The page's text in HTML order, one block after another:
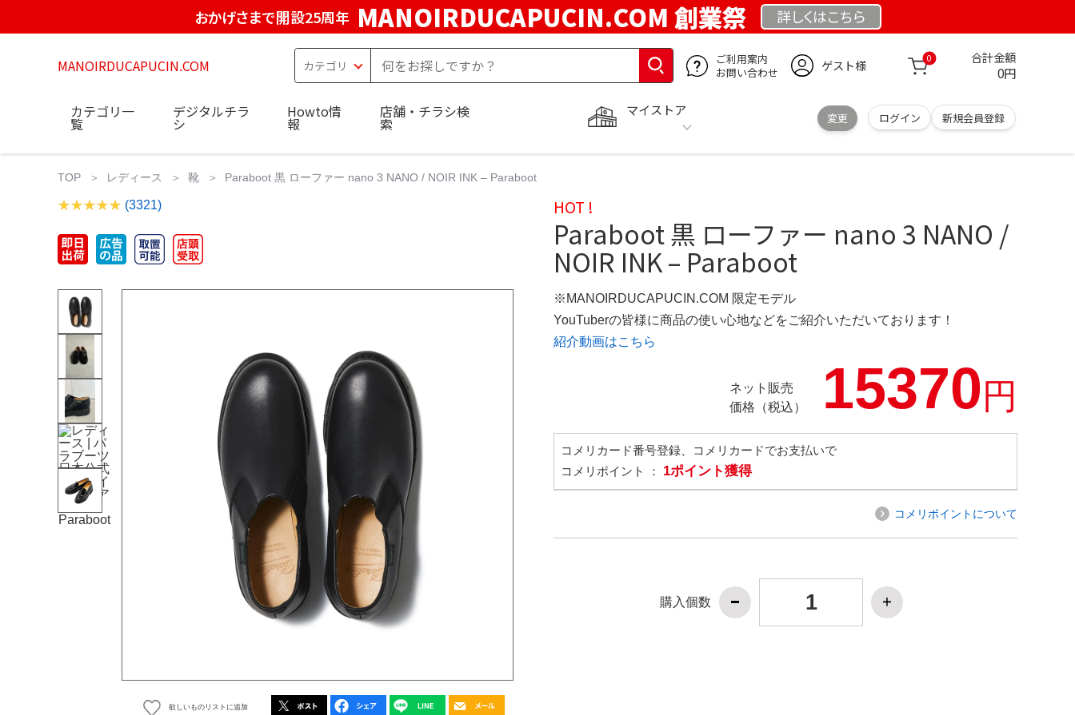
おかげさまで開設25周年 MANOIRDUCAPUCIN.COM 創業祭 詳しくはこちら
MANOIRDUCAPUCIN.COM
ご利用案内
お問い合わせ
ゲスト様 0 合計金額
0円
マイストア
変更 ログイン 新規会員登録
カテゴリ一
覧
デジタルチラ
シ
Howto情
報
店舗・チラシ検
索
TOP レディース 靴 Paraboot 黒 ローファー nano 3 NANO / NOIR INK – Paraboot
(3321)
欲しいものリストに追加
HOT !
Paraboot 黒 ローファー nano 3 NANO /
NOIR INK – Paraboot
※MANOIRDUCAPUCIN.COM 限定モデル
YouTuberの皆様に商品の使い心地などをご紹介いただいております！
紹介動画はこちら
ネット販売
価格（税込）
15370円
コメリカード番号登録、コメリカードでお支払いで
コメリポイント ： 1ポイント獲得
コメリポイントについて
購入個数